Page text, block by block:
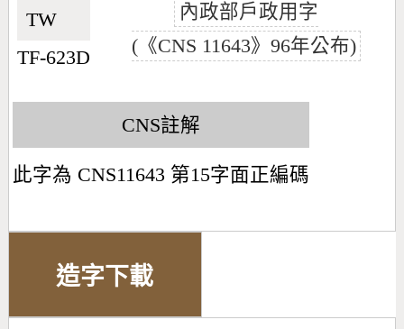
TW🇹🇼
TF-623D
內政部戶政用字
(《CNS 11643》96年公布)
CNS註解
此字為 CNS11643 第15字面正編碼
造字下載